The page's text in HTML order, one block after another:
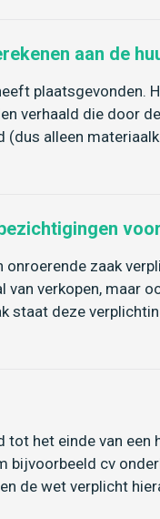
aan de
plaatsgevonden.
verhaald die door
(dus alleen
zaak
verkopen, maar
staat deze
het einde van een
bijvoorbeeld cv
de wet verplicht